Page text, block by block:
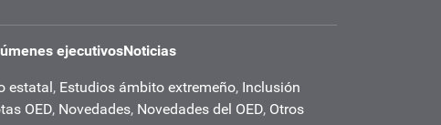
ejecutivosNoticias
estatal , Estudios ámbito extremeño, Inclusión
OED, Novedades, Novedades del OED, Otros